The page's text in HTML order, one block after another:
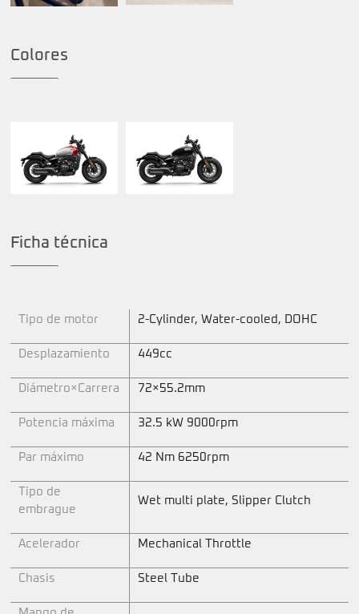
Colores
Ficha técnica
Tipo de motor 2-Cylinder, Water-cooled, DOHC
Desplazamiento 449cc
Diámetro×Carrera 72×55.2mm
Potencia máxima 32.5 kW 9000rpm
Par máximo 42 Nm 6250rpm
Tipo de
embrague
Wet multi plate, Slipper Clutch
Acelerador Mechanical Throttle
Chasis Steel Tube